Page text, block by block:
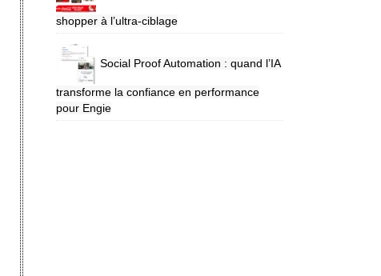
shopper à l’ultra-ciblage
Social Proof Automation : quand l’IA
transforme la confiance en performance
pour Engie